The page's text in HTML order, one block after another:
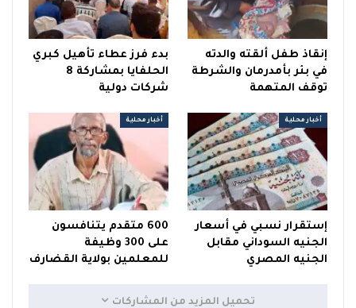
إنقاذ طفل ألقته والدته
في بئر بأمدرمان والشرطة
توقف المتهمة
بدء فرز عطاء تأهيل كبري
الحلفايا بمشاركة 8
شركات دولية
أخبار محلية
إستقرار نسبي في أسعار
الجنيه السوداني مقابل
الجنيه المصري
أخبار محلية
600 متقدم يتنافسون
على 300 وظيفة
للمعلمين بولاية القضارف
تحميل المزيد من المشاركات